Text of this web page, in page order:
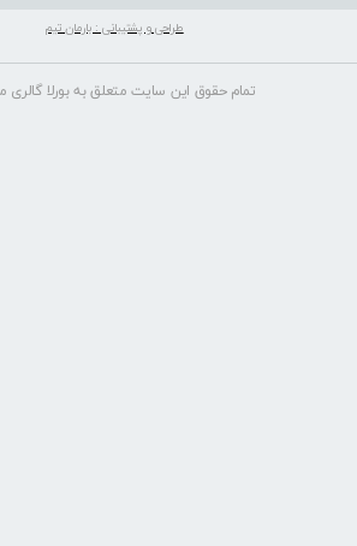
تمام حقوق این سایت متعلق به بورلا گالری
طراحی و پشتیبانی : بارمان تیم